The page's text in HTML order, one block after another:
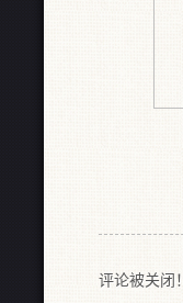
评论被关闭！